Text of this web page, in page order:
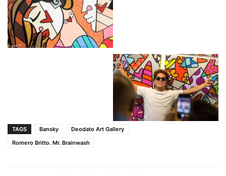
TAGS Bansky
Deodato Art Gallery
Romero Britto. Mr. Brainwash